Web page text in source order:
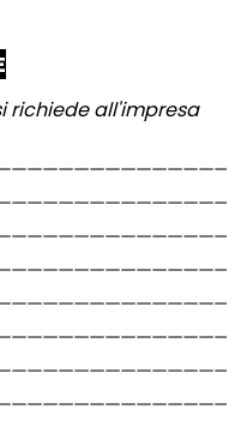
richiede all'impresa